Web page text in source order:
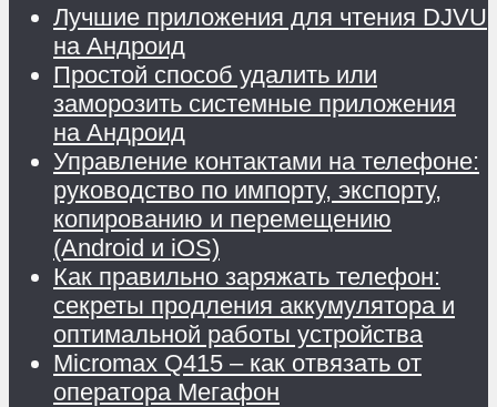
Лучшие приложения для чтения DJVU
на Андроид
Простой способ удалить или
заморозить системные приложения
на Андроид
Управление контактами на телефоне:
руководство по импорту, экспорту,
копированию и перемещению
(Android и iOS)
Как правильно заряжать телефон:
секреты продления аккумулятора и
оптимальной работы устройства
Micromax Q415 – как отвязать от
оператора Мегафон